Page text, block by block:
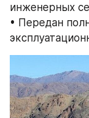
инженерных
• Передан